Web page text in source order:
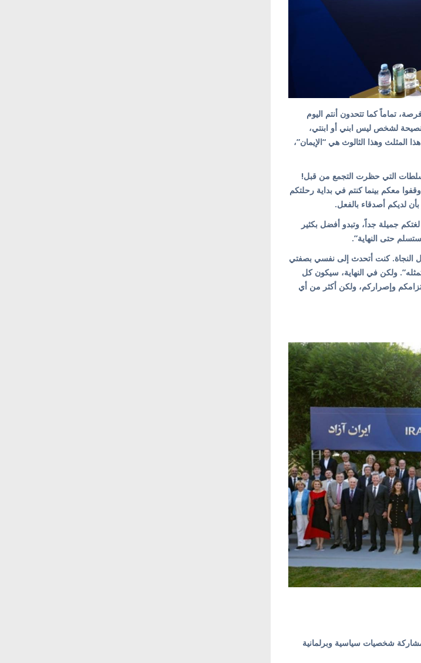
تماماً كما تتحدون أنتم اليوم
لشخص ليس ابني أو ابنتي،
المثلث وهذا الثالوث هي “الإيمان”،
التي حظرت التجمع من قبل!
معكم بينما كنتم في بداية رحلتكم
لديكم أصدقاء بالفعل.
جميلة جداً، وتبدو أفضل بكثير
حتى النهاية”.
النجاة. كنت أتحدث إلى نفسي بصفتي
ولكن في النهاية، سيكون كل
وإصراركم، ولكن أكثر من أي
من مؤتمر «إيران الحرة 2026» بمشاركة شخصيات سياسية وبرلمانية